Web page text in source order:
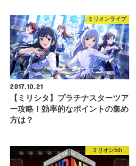
ミリオンライブ
2017.10.21
【ミリシタ】プラチナスターツア
ー攻略！効率的なポイントの集め
方は？
ミリオン5th